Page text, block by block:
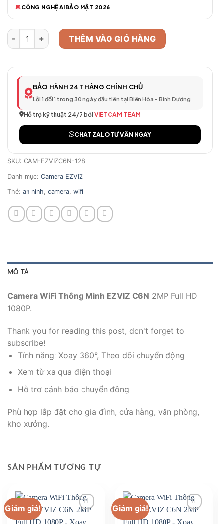
CÔNG NGHỆ AIBẢO MẬT 2026
Camera WiFi Thông Minh EZVIZ C6N 2MP Full HD 1080P -
THÊM VÀO GIỎ HÀNG
BẢO HÀNH 24 THÁNG CHÍNH CHỦ
Lỗi 1 đổi 1 trong 30 ngày đầu tiên tại Biên Hòa - Bình Dương
Hỗ trợ kỹ thuật 24/7 bởi VIETCAM TEAM
CHAT ZALO TƯ VẤN NGAY
SKU: CAM-EZVIZC6N-128
Danh mục: Camera EZVIZ
Thẻ: an ninh camera wifi
MÔ TẢ
Camera WiFi Thông Minh EZVIZ C6N 2MP Full HD
1080P.
Thank you for reading this post, don't forget to
subscribe!
Tính năng: Xoay 360°, Theo dõi chuyển động
Xem từ xa qua điện thoại
Hỗ trợ cảnh báo chuyển động
Phù hợp lắp đặt cho gia đình, cửa hàng, văn phòng,
kho xưởng.
SẢN PHẨM TƯƠNG TỰ
Giảm giá! Giảm giá!